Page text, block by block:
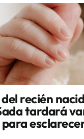
recién
tardará